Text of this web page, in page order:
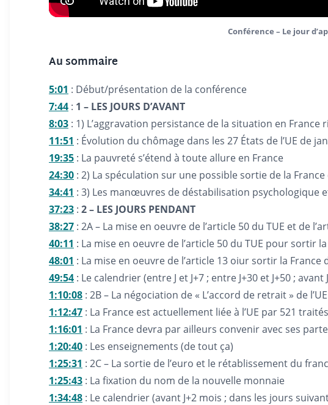
Conférence – Le jour
Au sommaire
5:01 : Début/présentation de la conférence
7:44 : 1 – LES JOURS D’AVANT
8:03 : 1) L’aggravation persistance de la situation en
11:51 : Évolution du chômage dans les 27 États de l’UE de
19:35 : La pauvreté s’étend à toute allure en France
24:30 : 2) La spéculation sur une possible sortie de la
34:41 : 3) Les manœuvres de déstabilisation psychologique
37:23 : 2 – LES JOURS PENDANT
38:27 : 2A – La mise en oeuvre de l’article 50 du TUE et de
40:11 : La mise en oeuvre de l’article 50 du TUE pour sortir la
48:01 : La mise en oeuvre de l’article 13 oiur sortir la France
49:54 : Le calendrier (entre J et J+7 ; entre J+30 et J+50 ; avant
1:10:08 : 2B – La négociation de « L’accord de retrait » de l’UE
1:12:47 : La France est actuellement liée à l’UE par 521 traités
1:16:01 : La France devra par ailleurs convenir avec ses
1:20:40 : Les enseignements (de tout ça)
1:25:31 : 2C – La sortie de l’euro et le rétablissement du franc
1:25:43 : La fixation du nom de la nouvelle monnaie
1:34:48 : Le calendrier (avant J+2 mois ; dans les jours